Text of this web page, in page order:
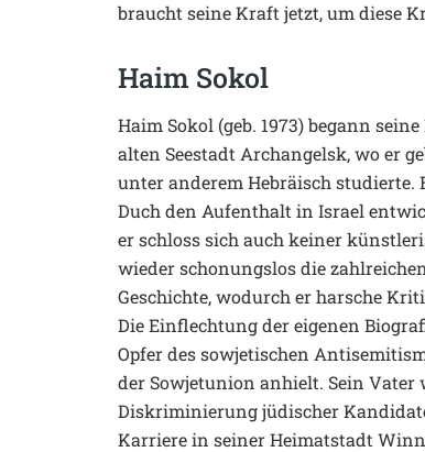
braucht seine Kraft jetzt, um diese
Haim Sokol
Haim Sokol (geb. 1973) begann
alten Seestadt Archangelsk, wo er
unter anderem Hebräisch
Duch den Aufenthalt in Israel
er schloss sich auch keiner
wieder schonungslos die
Geschichte, wodurch er harsche
Die Einflechtung der eigenen
Opfer des sowjetischen
der Sowjetunion anhielt. Sein
Diskriminierung jüdischer
Karriere in seiner Heimatstadt